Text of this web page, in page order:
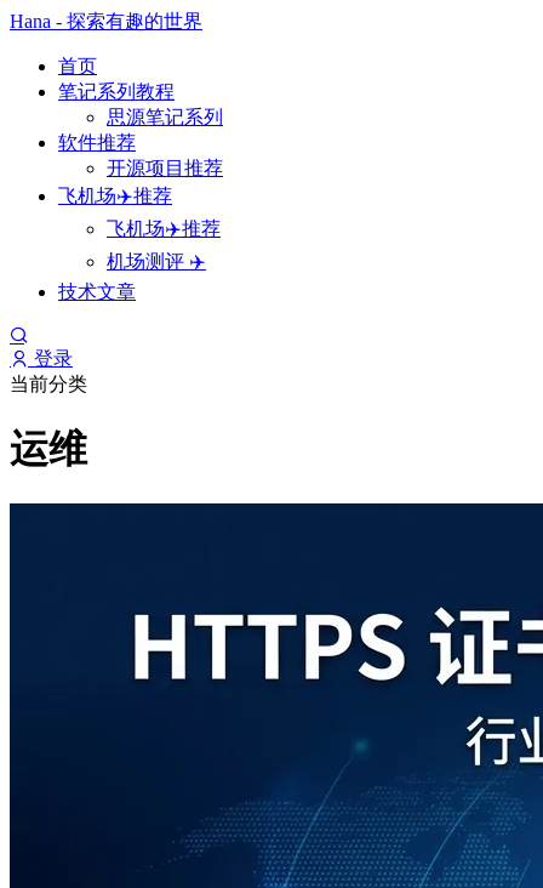
Hana - 探索有趣的世界
首页
笔记系列教程
思源笔记系列
软件推荐
开源项目推荐
飞机场✈️推荐
飞机场✈️推荐
机场测评 ✈️
技术文章
登录
当前分类
运维